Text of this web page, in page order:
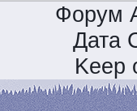
Форум
Дата
Keep